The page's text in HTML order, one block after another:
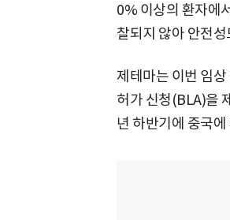
0% 이상의 환자에
찰되지 않아 안전
제테마는 이번 임
허가 신청(BLA)을
년 하반기에 중국